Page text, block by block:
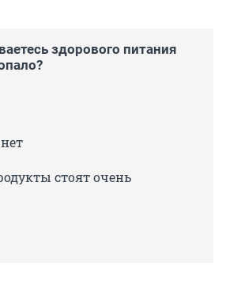
здорового питания
стоят очень